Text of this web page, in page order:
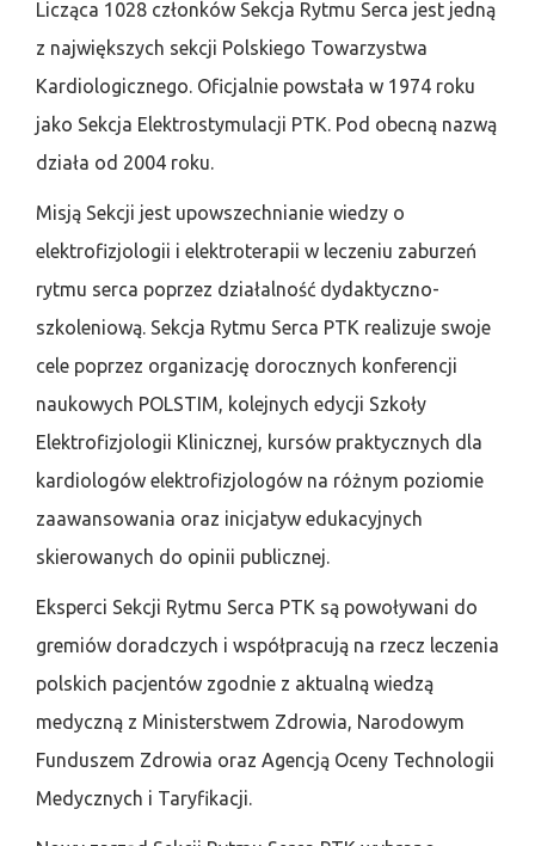
Licząca 1028 członków Sekcja Rytmu Serca jest jedną
z największych sekcji Polskiego Towarzystwa
Kardiologicznego. Oficjalnie powstała w 1974 roku
jako Sekcja Elektrostymulacji PTK. Pod obecną nazwą
działa od 2004 roku.
Misją Sekcji jest upowszechnianie wiedzy o
elektrofizjologii i elektroterapii w leczeniu zaburzeń
rytmu serca poprzez działalność dydaktyczno-
szkoleniową. Sekcja Rytmu Serca PTK realizuje swoje
cele poprzez organizację dorocznych konferencji
naukowych POLSTIM, kolejnych edycji Szkoły
Elektrofizjologii Klinicznej, kursów praktycznych dla
kardiologów elektrofizjologów na różnym poziomie
zaawansowania oraz inicjatyw edukacyjnych
skierowanych do opinii publicznej.
Eksperci Sekcji Rytmu Serca PTK są powoływani do
gremiów doradczych i współpracują na rzecz leczenia
polskich pacjentów zgodnie z aktualną wiedzą
medyczną z Ministerstwem Zdrowia, Narodowym
Funduszem Zdrowia oraz Agencją Oceny Technologii
Medycznych i Taryfikacji.